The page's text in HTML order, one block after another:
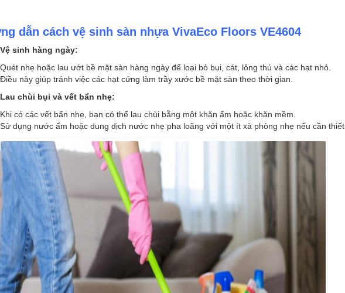
dẫn cách vệ sinh sàn nhựa VivaEco Floors VE4604
Vệ sinh hàng ngày:
Quét nhẹ hoặc lau ướt bề mặt sàn hàng ngày để loại bỏ bụi, cát, lông thú và các hạt nhỏ.
Điều này giúp tránh việc các hạt cứng làm trầy xước bề mặt sàn theo thời gian.
Lau chùi bụi và vết bẩn nhẹ:
Khi có các vết bẩn nhẹ, bạn có thể lau chùi bằng một khăn ẩm hoặc khăn mềm.
Sử dụng nước ấm hoặc dung dịch nước nhẹ pha loãng với một ít xà phòng nhẹ nếu cần thiết.